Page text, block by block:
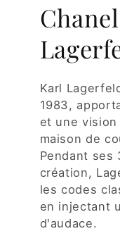
Karl
1983,
et une vision
maison de
Pendant ses
création,
les codes
en injectant
d'audace.